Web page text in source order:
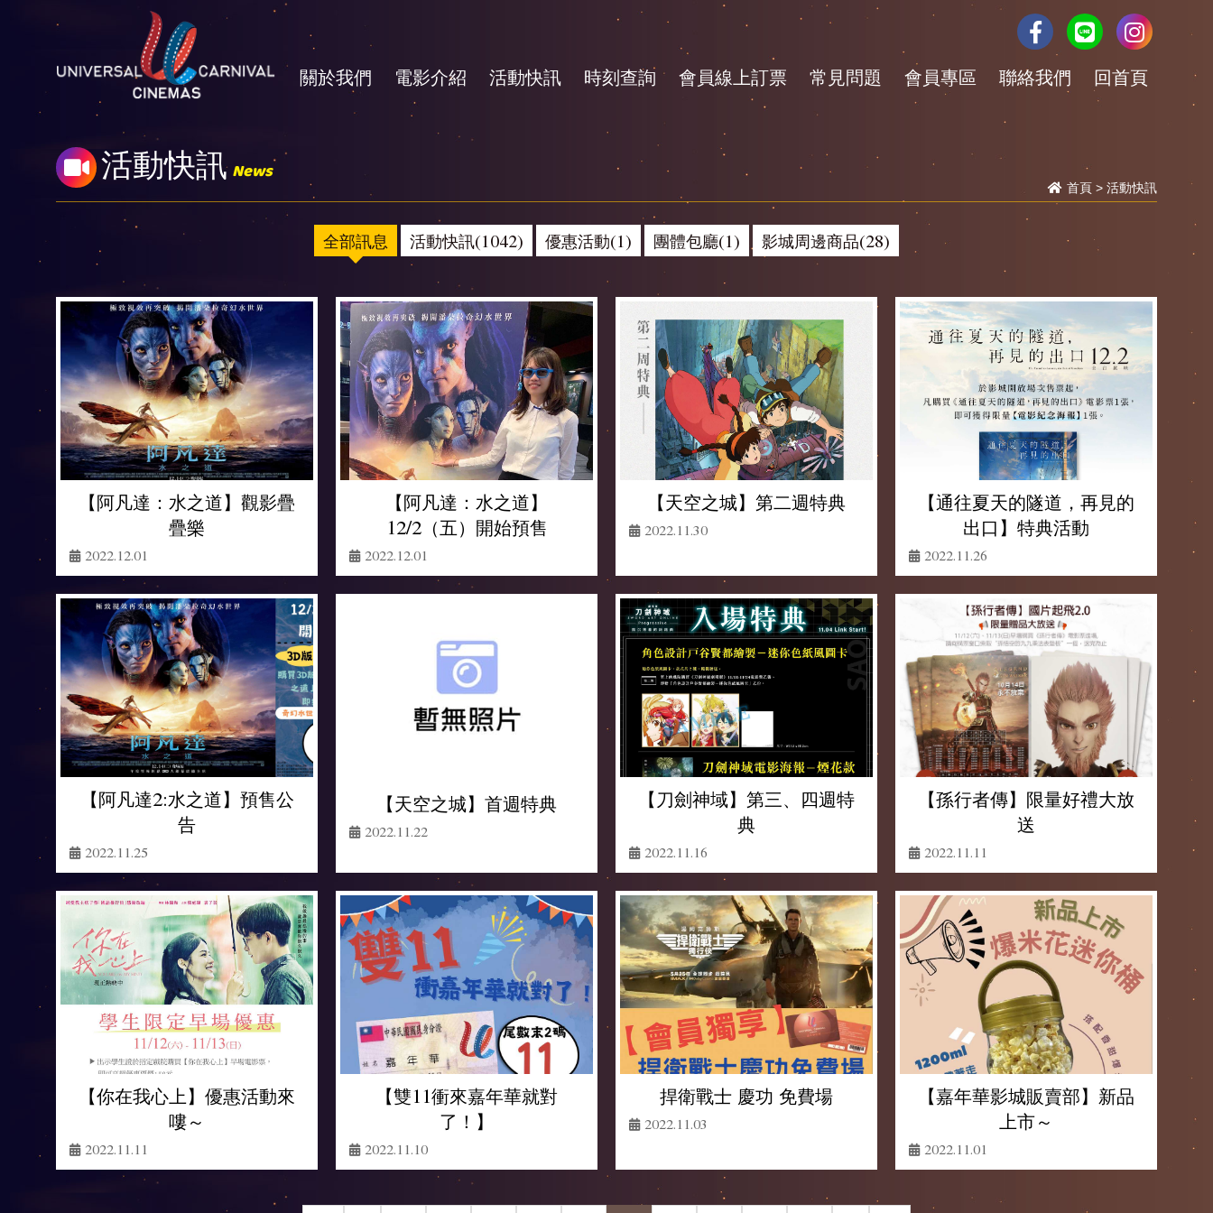
關於我們 電影介紹 活動快訊 時刻查詢 會員線上訂票 常見問題 會員專區 聯絡我們 回首頁
活動快訊 News
首頁 > 活動快訊
全部訊息 活動快訊(1042) 優惠活動(1) 團體包廳(1) 影城周邊商品(28)
【阿凡達：水之道】觀影疊
疊樂
2022.12.01
【阿凡達：水之道】
12/2（五）開始預售
2022.12.01
【天空之城】第二週特典
2022.11.30
【通往夏天的隧道，再見的
出口】特典活動
2022.11.26
【阿凡達2:水之道】預售公
告
2022.11.25
【天空之城】首週特典
2022.11.22
【刀劍神域】第三、四週特
典
2022.11.16
【孫行者傳】限量好禮大放
送
2022.11.11
【你在我心上】優惠活動來
嘍～
2022.11.11
【雙11衝來嘉年華就對
了！】
2022.11.10
捍衛戰士 慶功 免費場
2022.11.03
【嘉年華影城販賣部】新品
上市～
2022.11.01